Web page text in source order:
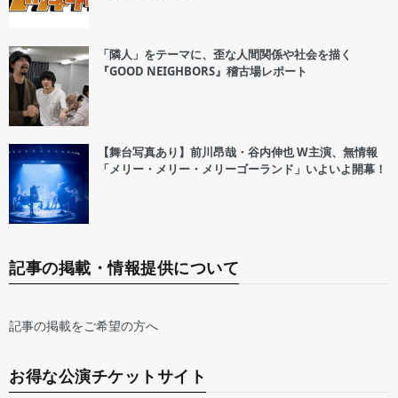
「隣人」をテーマに、歪な人間関係や社会を描く
『GOOD NEIGHBORS』稽古場レポート
【舞台写真あり】前川昂哉・谷内伸也 W主演、無情報
「メリー・メリー・メリーゴーランド」いよいよ開幕！
記事の掲載・情報提供について
記事の掲載をご希望の方へ
お得な公演チケットサイト